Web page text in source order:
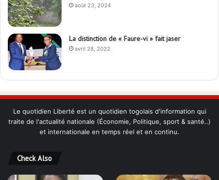
août 23, 2024
La distinction de « Faure-vi » fait jaser
avril 28, 2022
Le quotidien Liberté est un quotidien togolais d'information qui
traite de l'actualité nationale (Économie, Politique, sport & santé..)
et internationale en temps réel et en continu.
Check Also